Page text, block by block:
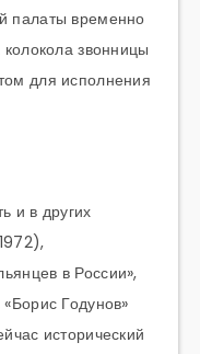
палаты временно
звонницы
для исполнения
и в других
в России»,
Годунов»
исторический